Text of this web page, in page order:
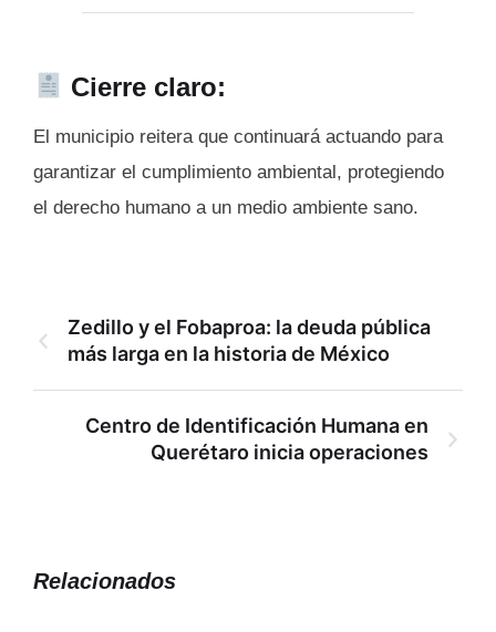
Cierre claro:
El municipio reitera que continuará actuando para
garantizar el cumplimiento ambiental, protegiendo
el derecho humano a un medio ambiente sano.
Zedillo y el Fobaproa: la deuda pública
más larga en la historia de México
Centro de Identificación Humana en
Querétaro inicia operaciones
Relacionados